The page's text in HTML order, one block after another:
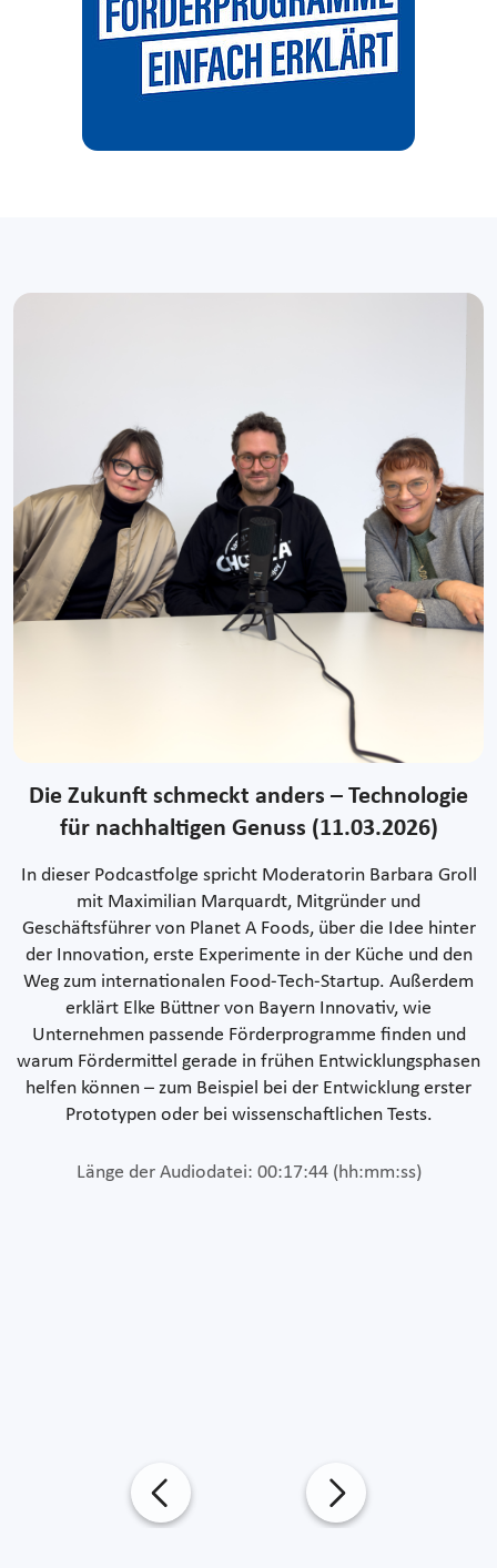
Die Zukunft schmeckt anders – Technologie
für nachhaltigen Genuss (11.03.2026)
In dieser Podcastfolge spricht Moderatorin Barbara Groll
mit Maximilian Marquardt, Mitgründer und
Geschäftsführer von Planet A Foods, über die Idee hinter
der Innovation, erste Experimente in der Küche und den
Weg zum internationalen Food-Tech-Startup. Außerdem
erklärt Elke Büttner von Bayern Innovativ, wie
Unternehmen passende Förderprogramme finden und
warum Fördermittel gerade in frühen Entwicklungsphasen
helfen können – zum Beispiel bei der Entwicklung erster
Prototypen oder bei wissenschaftlichen Tests.
Länge der Audiodatei: 00:17:44 (hh:mm:ss)